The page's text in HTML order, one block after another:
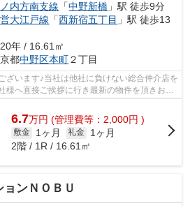
内方南支線 「中野新橋 」駅 徒歩9分
大江戸線 「西新宿五丁目 」駅 徒歩13
年 / 16.61㎡
都中野区本町２丁目
ざいます♪当社は他社に負けない総合仲介店を
様へ直接ご挨拶に行き最新の物件を頂きお客
情報は...
6.7万円 (管理費等：2,000円 )
敷金 1ヶ月 礼金
1ヶ月
2階 / 1R / 16.61㎡
ョンＮＯＢＵ